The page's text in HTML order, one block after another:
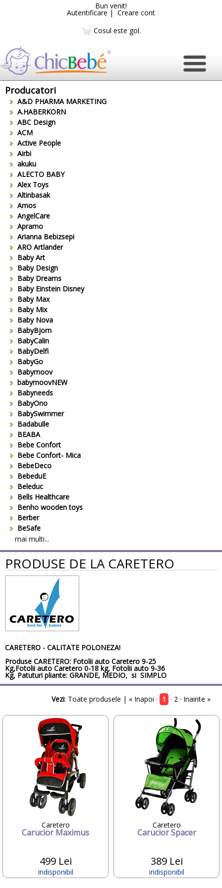
Bun venit!
Autentificare | Creare cont
Cosul este gol.
Producatori
A&D PHARMA MARKETING
A.HABERKORN
ABC Design
ACM
Active People
Airbi
akuku
ALECTO BABY
Alex Toys
Altinbasak
Amos
AngelCare
Apramo
Arianna Bebizsepi
ARO Artlander
Baby Art
Baby Design
Baby Dreams
Baby Einstein Disney
Baby Max
Baby Mix
Baby Nova
BabyBjorn
BabyCalin
BabyDelfi
BabyGo
Babymoov
babymoovNEW
Babyneeds
BabyOno
BabySwimmer
Badabulle
BEABA
Bebe Confort
Bebe Confort- Mica
BebeDeco
BebeduE
Beleduc
Bells Healthcare
Benho wooden toys
Berber
BeSafe
Bestway
Beurer
Bieco
Big Backyard
BOB REVOLUTION
Bomiko
Bright Starts
Britax
Britax-Romer
BUKI France
Bullyland
CAM
Candide Franta
Caretero
Chicco
Chipolino
Ciao Bimbi
Clayzee activity
clementoni
CLEMENTONI Baby
Cloud b
Concord
Corolle
COSATTO
Cubix
dBb Remond
mai multi...
PRODUSE DE LA CARETERO
CARETERO - CALITATE POLONEZA!
Produse CARETERO: Fotolii auto Caretero 9-25
Kg,Fotolii auto Caretero 0-18 kg, Fotolii auto 9-36
Kg, Patuturi pliante: GRANDE, MEDIO, si SIMPLO
Vezi: Toate produsele | « Inapoi · 1 · 2 · Inainte »
Caretero
Carucior Maximus
499 Lei
indisponibil
Caretero
Carucior Spacer
389 Lei
indisponibil